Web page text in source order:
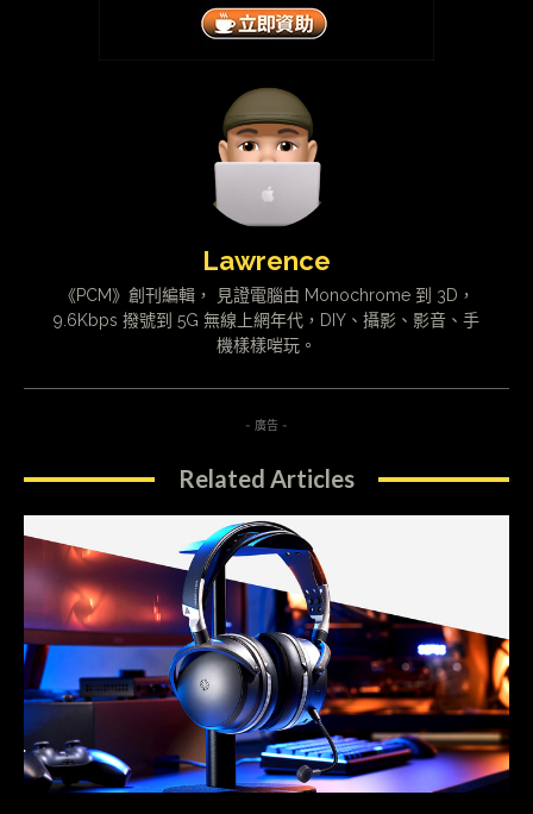
Lawrence
《PCM》創刊編輯， 見證電腦由 Monochrome 到 3D，
9.6Kbps 撥號到 5G 無線上網年代，DIY、攝影、影音、手
機樣樣啱玩。
- 廣告 -
Related Articles